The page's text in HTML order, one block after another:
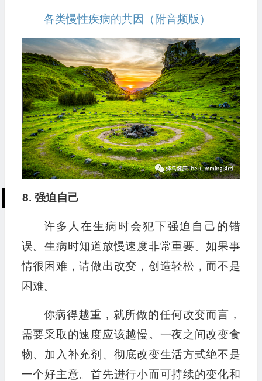
各类慢性疾病的共因（附音频版）
8. 强迫自己
许多人在生病时会犯下强迫自己的错
误。生病时知道放慢速度非常重要。如果事
情很困难，请做出改变，创造轻松，而不是
困难。
你病得越重，就所做的任何改变而言，
需要采取的速度应该越慢。一夜之间改变食
物、加入补充剂、彻底改变生活方式绝不是
一个好主意。首先进行小而可持续的变化和